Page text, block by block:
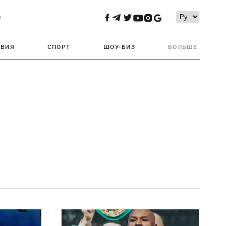
СПОРТ ШОУ-БИЗ БОЛЬШЕ